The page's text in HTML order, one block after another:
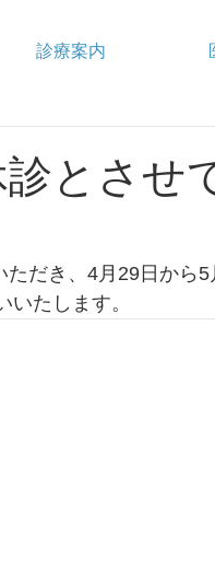
診療案内
とさせ
だき、4月29日から
たします。